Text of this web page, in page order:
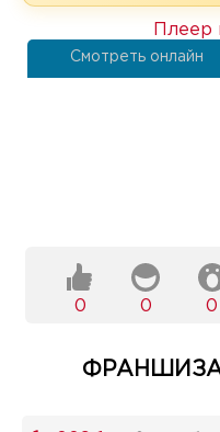
Смотреть онлайн
Плеер
0 0 0
ФРАНШИЗА